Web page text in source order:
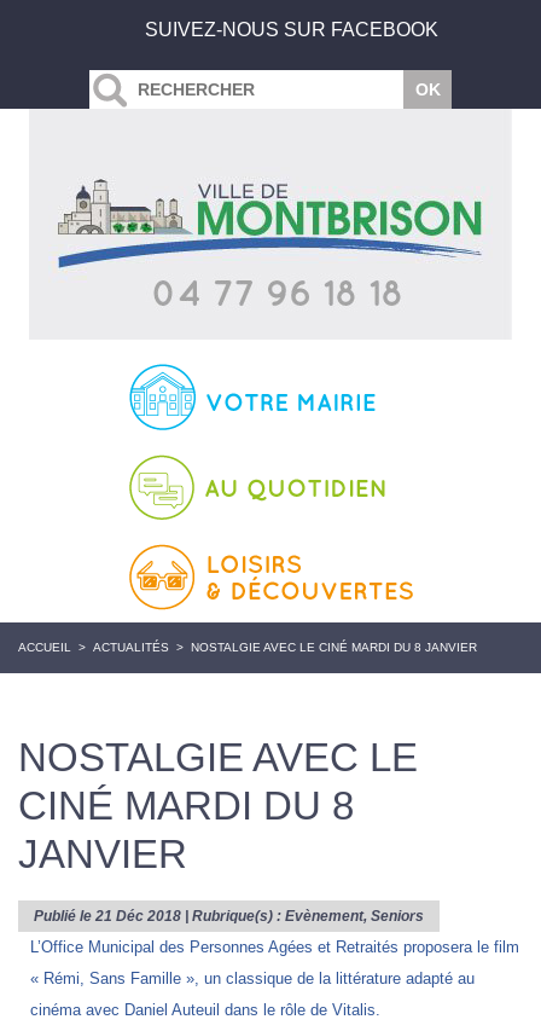
SUIVEZ-NOUS SUR FACEBOOK
ACCUEIL > ACTUALITÉS > NOSTALGIE AVEC LE CINÉ MARDI DU 8 JANVIER
NOSTALGIE AVEC LE
CINÉ MARDI DU 8
JANVIER
Publié le 21 Déc 2018 | Rubrique(s) : Evènement, Seniors
L’Office Municipal des Personnes Agées et Retraités proposera le film
« Rémi, Sans Famille », un classique de la littérature adapté au
cinéma avec Daniel Auteuil dans le rôle de Vitalis.